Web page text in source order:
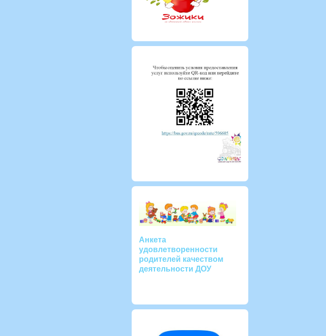
Анкета
удовлетворенности
родителей качеством
деятельности ДОУ